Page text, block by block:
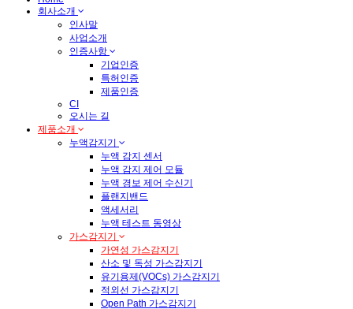
회사소개
인사말
사업소개
인증사항
기업인증
특허인증
제품인증
CI
오시는 길
제품소개
누액감지기
누액 감지 센서
누액 감지 제어 모듈
누액 경보 제어 수신기
플랜지밴드
액세서리
누액 테스트 동영상
가스감지기
가연성 가스감지기
산소 및 독성 가스감지기
유기용제(VOCs) 가스감지기
적외선 가스감지기
Open Path 가스감지기